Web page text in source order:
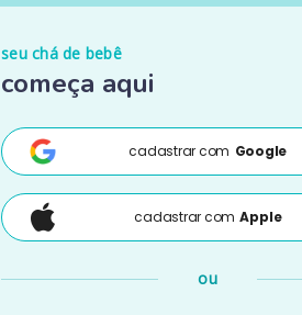
seu chá de bebê
começa aqui
cadastrar com Google
cadastrar com Apple
ou